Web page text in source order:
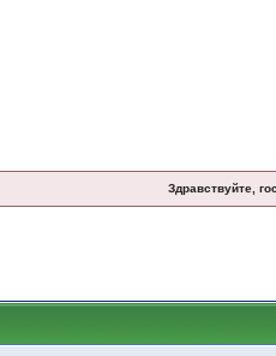
Здравствуйте,